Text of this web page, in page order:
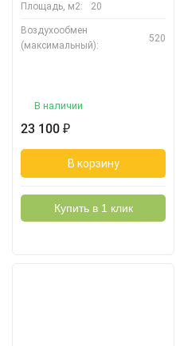
Площадь, м2: 20
Воздухообмен
(максимальный):
520
В наличии
23 100 ₽
В корзину
Купить в 1 клик